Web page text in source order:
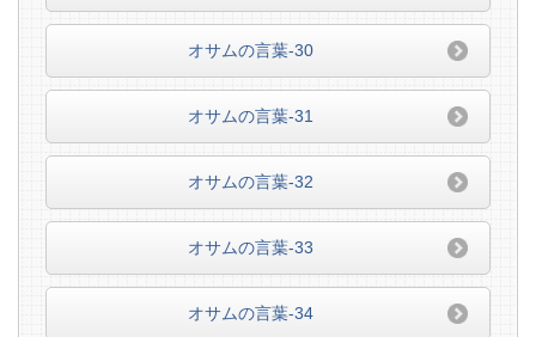
オサムの言葉-30
オサムの言葉-31
オサムの言葉-32
オサムの言葉-33
オサムの言葉-34